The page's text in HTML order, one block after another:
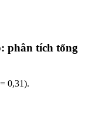
phân tích tổng
0,31).